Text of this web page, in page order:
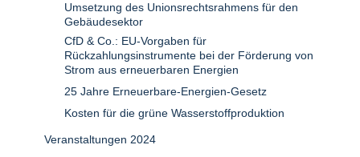
Umsetzung des Unionsrechtsrahmens für den
Gebäudesektor
CfD & Co.: EU-Vorgaben für
Rückzahlungsinstrumente bei der Förderung von
Strom aus erneuerbaren Energien
25 Jahre Erneuerbare-Energien-Gesetz
Kosten für die grüne Wasserstoffproduktion
Veranstaltungen 2024